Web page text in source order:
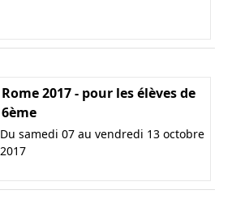
Rome 2017 - pour les élèves de
6ème
Du samedi 07 au vendredi 13 octobre
2017